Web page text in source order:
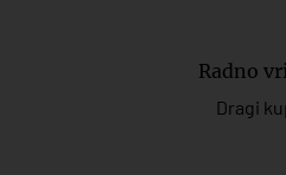
Radno
Dragi